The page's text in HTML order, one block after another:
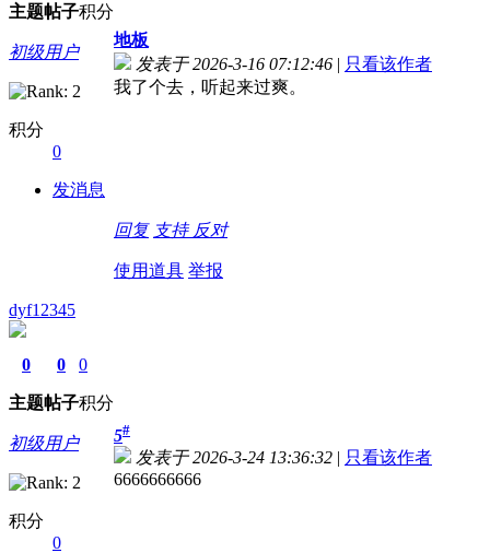
主题帖子积分
初级用户
积分
0
发消息
地板
发表于 2026-3-16 07:12:46 | 只看该作者
我了个去，听起来过爽。
回复 支持 反对
使用道具 举报
dyf12345
0
主题
0
帖子
0
积分
初级用户
积分
0
5#
发表于 2026-3-24 13:36:32 | 只看该作者
6666666666